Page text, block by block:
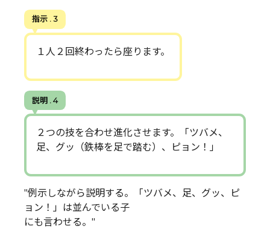
指示 . 3
１人２回終わったら座ります。
説明 . 4
２つの技を合わせ進化させます。「ツバメ、
足、グッ（鉄棒を足で踏む）、ピョン！」
"例示しながら説明する。「ツバメ、足、グッ、ピ
ョン！」は並んでいる子
にも言わせる。"